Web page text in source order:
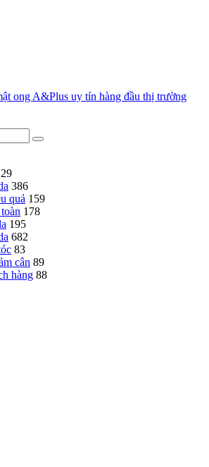
ong A&Plus uy tín hàng đầu thị trường
386
quả 159
178
195
682
83
cân 89
hàng 88